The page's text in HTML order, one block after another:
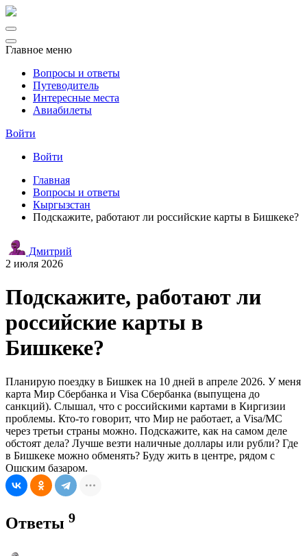
Главное меню
Вопросы и ответы
Путеводитель
Интересные места
Авиабилеты
Войти
Войти
Главная
Вопросы и ответы
Кыргызстан
Подскажите, работают ли российские карты в Бишкеке?
Дмитрий
2 июля 2026
Подскажите, работают ли
российские карты в
Бишкеке?
Планирую поездку в Бишкек на 10 дней в апреле 2026. У меня
карта Мир Сбербанка и Visa Сбербанка (выпущена до
санкций). Слышал, что с российскими картами в Киргизии
проблемы. Кто-то говорит, что Мир не работает, а Visa/MC
через третьи страны можно. Подскажите, как на самом деле
обстоят дела? Лучше везти наличные доллары или рубли? Где
в Бишкеке можно обменять? Буду жить в центре, рядом с
Ошским базаром.
Ответы 9